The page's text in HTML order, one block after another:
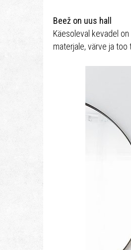
Beež on uus hall
Käesoleval kevadel
materjale, värve ja too